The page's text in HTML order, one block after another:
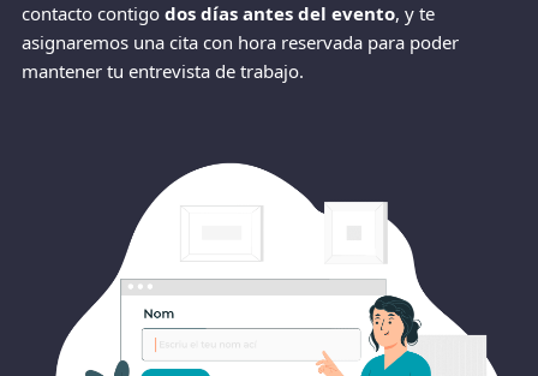
contacto contigo dos días antes del evento, y te
asignaremos una cita con hora reservada para poder
mantener tu entrevista de trabajo.